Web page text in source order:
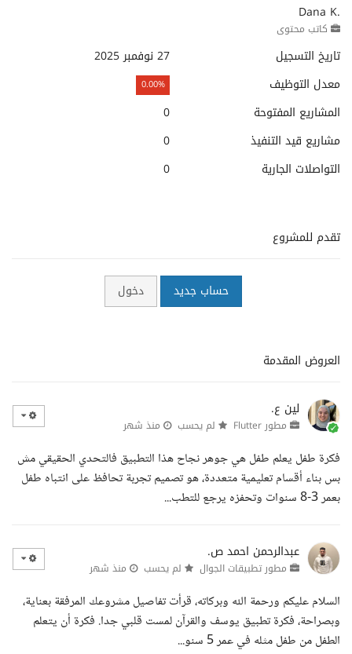
Dana K.
كاتب محتوى
تاريخ التسجيل
27 نوفمبر 2025
معدل التوظيف
0.00%
المشاريع المفتوحة
0
مشاريع قيد التنفيذ
0
التواصلات الجارية
0
تقدم للمشروع
حساب جديد دخول
العروض المقدمة
لين ع.
مطور Flutter لم يحسب منذ شهر
فكرة طفل يعلم طفل هي جوهر نجاح هذا التطبيق فالتحدي الحقيقي مش
بس بناء أقسام تعليمية متعددة، هو تصميم تجربة تحافظ على انتباه طفل
بعمر 3-8 سنوات وتحفزه يرجع للتطب...
عبدالرحمن احمد ص.
مطور تطبيقات الجوال لم يحسب منذ شهر
السلام عليكم ورحمة الله وبركاته، قرأت تفاصيل مشروعك المرفقة بعناية،
وبصراحة، فكرة تطبيق يوسف والقرآن لمست قلبي جدا. فكرة أن يتعلم
الطفل من طفل مثله في عمر 5 سنو...